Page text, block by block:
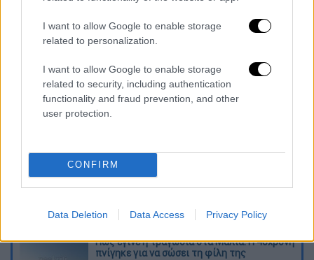
I want to allow Google to enable storage
related to personalization.
I want to allow Google to enable storage
related to security, including authentication
functionality and fraud prevention, and other
user protection.
CONFIRM
Data Deletion Data Access Privacy Policy
την αναφορά του αστυνομικού για το συμβάν
στην ψαροταβέρναστοΜοσχάτο
. «Δεν σε
ήταν αλήθεια; », του απάντησε ο βουλευτής
της Νέας Δημοκρατίας, με τον κ. Πολάκη να
υποστηρίζει ότι «δεν ήταν» και να μπαίνει
Διαβάστε ακόμη
Κυνήγι χρόνου στα λεωφορεία: Οι οδηγοί
«δεν βγαίνουν» και προειδοποιούν για
κινδύνους
Πώς έγινε η τραγωδία στα Μάλια: Η 40χρονη
πνίγηκε για να σώσει τη φίλη της